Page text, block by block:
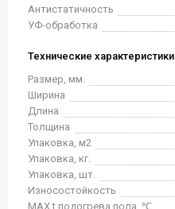
Антистатичность
УФ-обработка
Технические характеристики
Размер, мм.
Ширина
Длина
Толщина
Упаковка, м2
Упаковка, кг.
Упаковка, шт.
Износостойкость
MAX t подогрева пола, ℃